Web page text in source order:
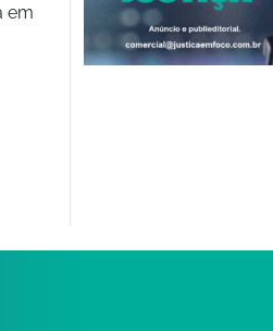
em